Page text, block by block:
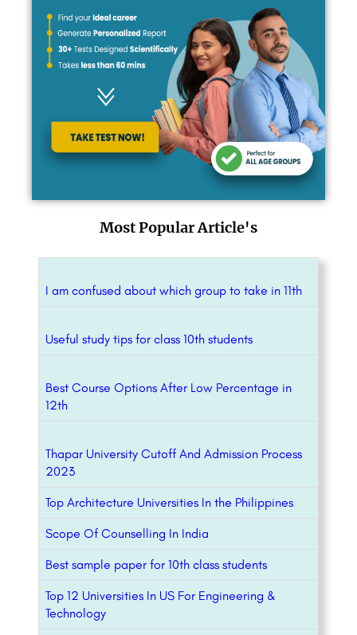
Most Popular Article's
I am confused about which group to take in 11th
Useful study tips for class 10th students
Best Course Options After Low Percentage in
12th
Thapar University Cutoff And Admission Process
2023
Top Architecture Universities In the Philippines
Scope Of Counselling In India
Best sample paper for 10th class students
Top 12 Universities In US For Engineering &
Technology